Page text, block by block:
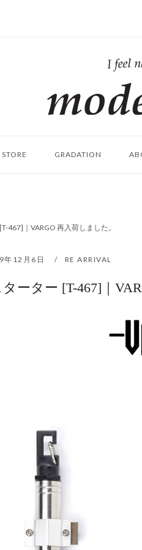
STORE GRADATION
467]｜VARGO 再入荷しました。
年12月6日 RE ARRIVAL
ーター [T-467]｜